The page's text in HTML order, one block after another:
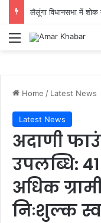
Menu
Home / Latest News
Latest News
अदाणी
उपलब्धि:
अधिक
निःशुल्क